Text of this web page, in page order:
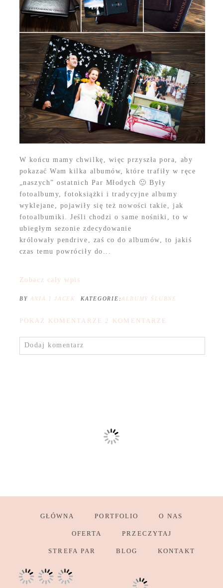
W końcu mamy chwilkę, więc przyszła pora, aby
pokazać Wam kilka albumów, które trafiły w ręce
„naszych” ostatnich Par Młodych 🙂 Były
fotoalbumy, fotoksiążki i tradycyjne albumy
wyklejane, pojawiły się też nowości takie, jak
fotoalbumiki. Jeśli chodzi o same nośniki, to w
ubiegłym sezonie zdecydowanie
królowały pendrive, zaś co do albumów, to jakiś
czas temu powróciły do...
Zobacz cały wpis
BY ANIA I JACEK KATEGORIE: ALBUMY ŚLUBNE
POKAŻ KOMENTARZE 2 KOMENTARZE
Dodaj komentarz
GŁÓWNA PORTFOLIO O NAS
OFERTA PRZECZYTAJ
STREFA PAR BLOG KONTAKT